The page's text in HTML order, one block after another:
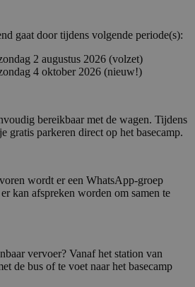
gaat door tijdens volgende periode(s):
2 augustus 2026 (volzet)
4 oktober 2026 (nieuw!)
bereikbaar met de wagen. Tijdens
gratis parkeren direct op het basecamp.
wordt er een WhatsApp-groep
kan afspreken worden om samen te
vervoer? Vanaf het station van
de bus of te voet naar het basecamp